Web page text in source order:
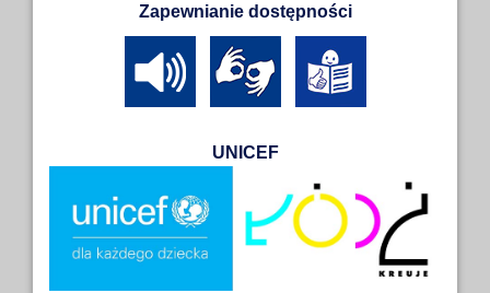
Zapewnianie dostępności
UNICEF